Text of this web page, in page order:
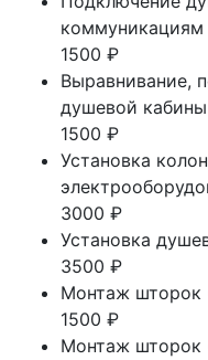
коммуникациям
1500 ₽
Выравнивание,
душевой кабины
1500 ₽
Установка
3000 ₽
Установка
3500 ₽
Монтаж шторок
1500 ₽
Монтаж шторок